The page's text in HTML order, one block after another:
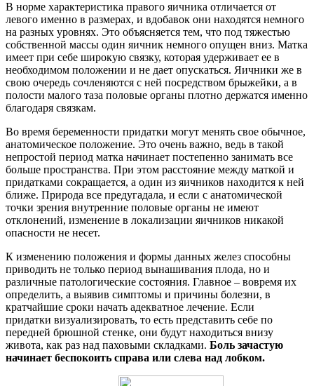
В норме характеристика правого яичника отличается от
левого именно в размерах, и вдобавок они находятся немного
на разных уровнях. Это объясняется тем, что под тяжестью
собственной массы один яичник немного опущен вниз. Матка
имеет при себе широкую связку, которая удерживает ее в
необходимом положении и не дает опускаться. Яичники же в
свою очередь сочленяются с ней посредством брыжейки, а в
полости малого таза половые органы плотно держатся именно
благодаря связкам.
Во время беременности придатки могут менять свое обычное,
анатомическое положение. Это очень важно, ведь в такой
непростой период матка начинает постепенно занимать все
больше пространства. При этом расстояние между маткой и
придатками сокращается, а один из яичников находится к ней
ближе. Природа все предугадала, и если с анатомической
точки зрения внутренние половые органы не имеют
отклонений, изменение в локализации яичников никакой
опасности не несет.
К изменению положения и формы данных желез способны
приводить не только период вынашивания плода, но и
различные патологические состояния. Главное – вовремя их
определить, а выявив симптомы и причины болезни, в
кратчайшие сроки начать адекватное лечение. Если
придатки визуализировать, то есть представить себе по
передней брюшной стенке, они будут находиться внизу
живота, как раз над паховыми складками. Боль зачастую
начинает беспокоить справа или слева над лобком.